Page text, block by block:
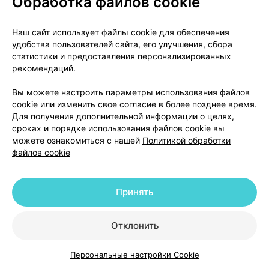
КаталогКорзинаИзбранноеПрофиль
использованием 5% раствора глюкозы,
продемонстрирована в течение 3 часов при
температуре 25°С.
С микробиологической точки зрения
препарата следует использовать незамедлительно.
Если раствор не использован сразу после
приготовления, условия и длительность его
хранения является ответственностью
Не выбрасывайте остатки препарата в
канализацию. Уточните у работника аптеки, как
избавиться от препаратов, которые больше не
окружающую среду.
Наш сайт использует файлы cookie для обеспечения
удобства пользователей сайта, его улучшения, сбора
статистики и предоставления персонализированных
рекомендаций.
Вы можете настроить параметры использования файлов
cookie или изменить свое согласие в более позднее время.
Для получения дополнительной информации о целях,
сроках и порядке использования файлов cookie вы
можете ознакомиться с нашей Политикой обработки
файлов cookie
Отклонить
Принять
Персональные настройки Cookie